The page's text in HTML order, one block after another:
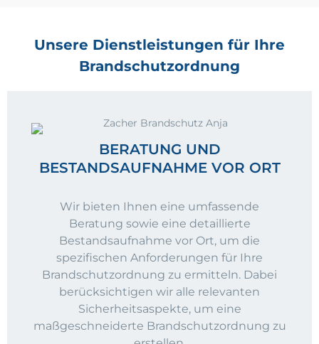
Unsere Dienstleistungen für Ihre
Brandschutzordnung
BERATUNG UND
BESTANDSAUFNAHME VOR ORT
Wir bieten Ihnen eine umfassende
Beratung sowie eine detaillierte
Bestandsaufnahme vor Ort, um die
spezifischen Anforderungen für Ihre
Brandschutzordnung zu ermitteln. Dabei
berücksichtigen wir alle relevanten
Sicherheitsaspekte, um eine
maßgeschneiderte Brandschutzordnung zu